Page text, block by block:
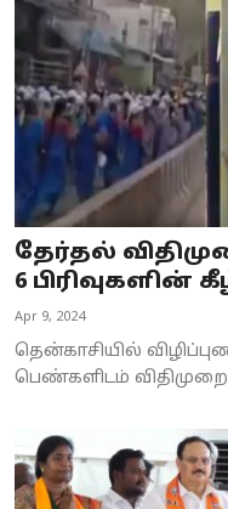
தேர்தல்
6 பிரிவுகளின்
Apr 9, 2024
தென்காசியில்
பெண்களிடம்